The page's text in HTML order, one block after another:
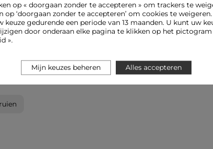
op « doorgaan zonder te accepteren » om trackers te
op ‘doorgaan zonder te accepteren’ om cookies te
keuze gedurende een periode van 13 maanden. U kunt uw
door onderaan elke pagina te klikken op het pictogram
».
Mijn keuzes beheren Alles accepteren